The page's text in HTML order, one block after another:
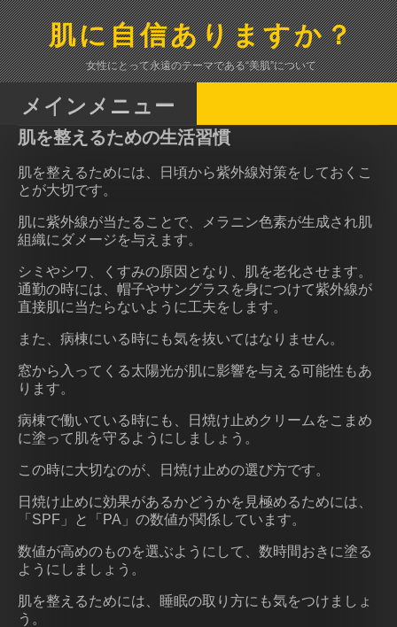
コ
ン
テ
ン
ツ
肌に自信ありますか？
女性にとって永遠のテーマである“美肌”について
メインメニュー
肌を整えるための生活習慣
肌を整えるためには、日頃から紫外線対策をしておくこ
とが大切です。
肌に紫外線が当たることで、メラニン色素が生成され肌
組織にダメージを与えます。
シミやシワ、くすみの原因となり、肌を老化させます。
通勤の時には、帽子やサングラスを身につけて紫外線が
直接肌に当たらないように工夫をします。
また、病棟にいる時にも気を抜いてはなりません。
窓から入ってくる太陽光が肌に影響を与える可能性もあ
ります。
病棟で働いている時にも、日焼け止めクリームをこまめ
に塗って肌を守るようにしましょう。
この時に大切なのが、日焼け止めの選び方です。
日焼け止めに効果があるかどうかを見極めるためには、
「SPF」と「PA」の数値が関係しています。
数値が高めのものを選ぶようにして、数時間おきに塗る
ようにしましょう。
肌を整えるためには、睡眠の取り方にも気をつけましょ
う。